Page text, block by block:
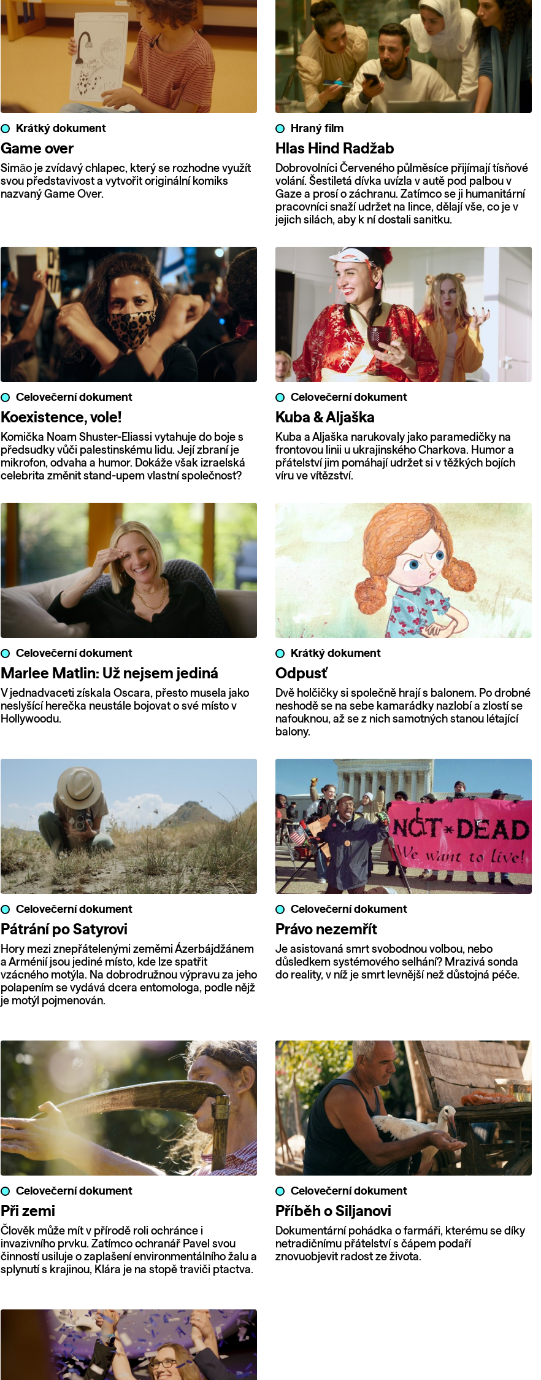
Krátký dokument
Game over
Simão je zvídavý chlapec, který se rozhodne využít
svou představivost a vytvořit originální komiks
nazvaný Game Over.
Hraný film
Hlas Hind Radžab
Dobrovolníci Červeného půlměsíce přijímají tísňové
volání. Šestiletá dívka uvízla v autě pod palbou v
Gaze a prosí o záchranu. Zatímco se ji humanitární
pracovníci snaží udržet na lince, dělají vše, co je v
jejich silách, aby k ní dostali sanitku.
Celovečerní dokument
Koexistence, vole!
Komička Noam Shuster-Eliassi vytahuje do boje s
předsudky vůči palestinskému lidu. Její zbraní je
mikrofon, odvaha a humor. Dokáže však izraelská
celebrita změnit stand-upem vlastní společnost?
Celovečerní dokument
Kuba & Aljaška
Kuba a Aljaška narukovaly jako paramedičky na
frontovou linii u ukrajinského Charkova. Humor a
přátelství jim pomáhají udržet si v těžkých bojích
víru ve vítězství.
Celovečerní dokument
Marlee Matlin: Už nejsem jediná
V jednadvaceti získala Oscara, přesto musela jako
neslyšící herečka neustále bojovat o své místo v
Hollywoodu.
Krátký dokument
Odpusť
Dvě holčičky si společně hrají s balonem. Po drobné
neshodě se na sebe kamarádky nazlobí a zlostí se
nafouknou, až se z nich samotných stanou létající
balony.
Celovečerní dokument
Pátrání po Satyrovi
Hory mezi znepřátelenými zeměmi Ázerbájdžánem
a Arménií jsou jediné místo, kde lze spatřit
vzácného motýla. Na dobrodružnou výpravu za jeho
polapením se vydává dcera entomologa, podle nějž
je motýl pojmenován.
Celovečerní dokument
Právo nezemřít
Je asistovaná smrt svobodnou volbou, nebo
důsledkem systémového selhání? Mrazivá sonda
do reality, v níž je smrt levnější než důstojná péče.
Celovečerní dokument
Při zemi
Člověk může mít v přírodě roli ochránce i
invazivního prvku. Zatímco ochranář Pavel svou
činností usiluje o zaplašení environmentálního žalu a
splynutí s krajinou, Klára je na stopě traviči ptactva.
Celovečerní dokument
Příběh o Siljanovi
Dokumentární pohádka o farmáři, kterému se díky
netradičnímu přátelství s čápem podaří
znovuobjevit radost ze života.